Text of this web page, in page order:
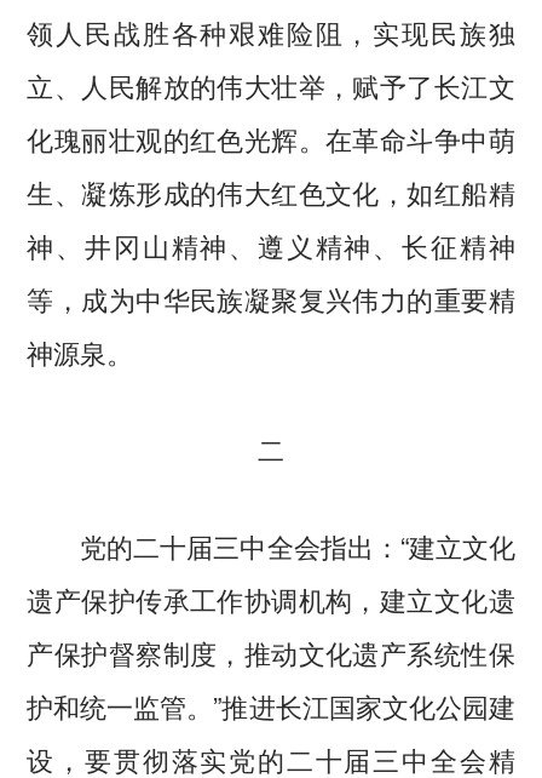
领人民战胜各种艰难险阻，实现民族独
立、人民解放的伟大壮举，赋予了长江文
化瑰丽壮观的红色光辉。在革命斗争中萌
生、凝炼形成的伟大红色文化，如红船精
神、井冈山精神、遵义精神、长征精神
等，成为中华民族凝聚复兴伟力的重要精
神源泉。
二
党的二十届三中全会指出：“建立文化
遗产保护传承工作协调机构，建立文化遗
产保护督察制度，推动文化遗产系统性保
护和统一监管。”推进长江国家文化公园建
设，要贯彻落实党的二十届三中全会精